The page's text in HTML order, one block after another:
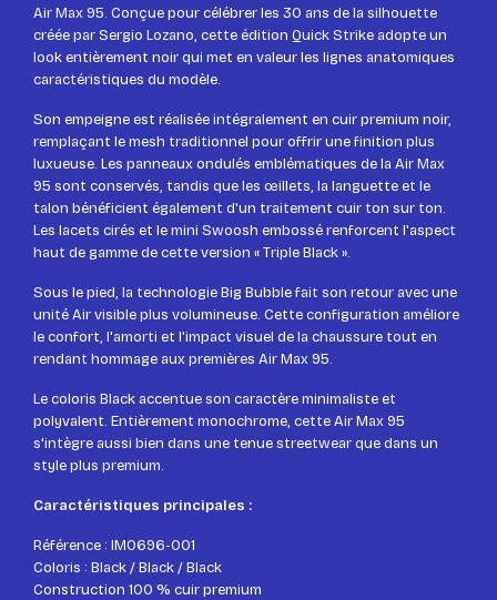
Air Max 95. Conçue pour célébrer les 30 ans de la silhouette
créée par Sergio Lozano, cette édition Quick Strike adopte un
look entièrement noir qui met en valeur les lignes anatomiques
caractéristiques du modèle.
Son empeigne est réalisée intégralement en cuir premium noir,
remplaçant le mesh traditionnel pour offrir une finition plus
luxueuse. Les panneaux ondulés emblématiques de la Air Max
95 sont conservés, tandis que les œillets, la languette et le
talon bénéficient également d'un traitement cuir ton sur ton.
Les lacets cirés et le mini Swoosh embossé renforcent l'aspect
haut de gamme de cette version « Triple Black ».
Sous le pied, la technologie Big Bubble fait son retour avec une
unité Air visible plus volumineuse. Cette configuration améliore
le confort, l'amorti et l'impact visuel de la chaussure tout en
rendant hommage aux premières Air Max 95.
Le coloris Black accentue son caractère minimaliste et
polyvalent. Entièrement monochrome, cette Air Max 95
s'intègre aussi bien dans une tenue streetwear que dans un
style plus premium.
Caractéristiques principales :
Référence : IM0696-001
Coloris : Black / Black / Black
Construction 100 % cuir premium